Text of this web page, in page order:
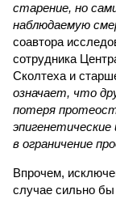
старение, но
наблюдаемую
соавтора
сотрудника
Сколтеха и
означает, что
потеря
в ограничение
Впрочем,
случае сильно